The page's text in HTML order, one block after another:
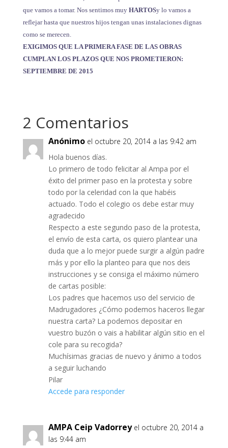
que vamos a tomar. Nos sentimos muy HARTOSy lo vamos a
reflejar hasta que nuestros hijos tengan unas instalaciones dignas
como se merecen.
EXIGIMOS QUE LA PRIMERA FASE DE LAS OBRAS
CUMPLAN LOS PLAZOS QUE NOS PROMETIERON:
SEPTIEMBRE DE 2015
2 Comentarios
Anónimo el octubre 20, 2014 a las 9:42 am
Hola buenos días.
Lo primero de todo felicitar al Ampa por el
éxito del primer paso en la protesta y sobre
todo por la celeridad con la que habéis
actuado. Todo el colegio os debe estar muy
agradecido
Respecto a este segundo paso de la protesta,
el envío de esta carta, os quiero plantear una
duda que a lo mejor puede surgir a algún padre
más y por ello la planteo para que nos deis
instrucciones y se consiga el máximo número
de cartas posible:
Los padres que hacemos uso del servicio de
Madrugadores ¿Cómo podemos haceros llegar
nuestra carta? La podemos depositar en
vuestro buzón o vais a habilitar algún sitio en el
cole para su recogida?
Muchísimas gracias de nuevo y ánimo a todos
a seguir luchando
Pilar
Accede para responder
AMPA Ceip Vadorrey el octubre 20, 2014 a
las 9:44 am